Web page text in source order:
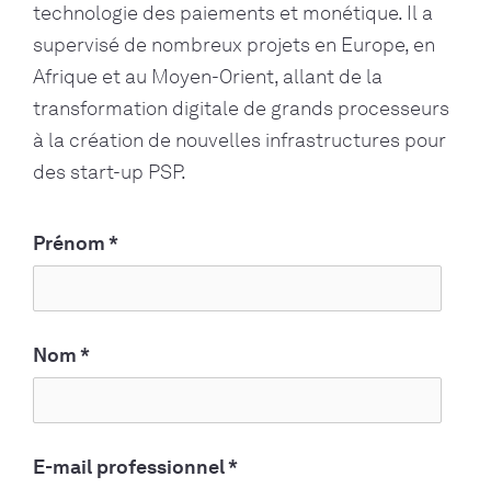
technologie des paiements et monétique. Il a
supervisé de nombreux projets en Europe, en
Afrique et au Moyen-Orient, allant de la
transformation digitale de grands processeurs
à la création de nouvelles infrastructures pour
des start-up PSP.
Prénom*
Nom*
E-mail professionnel*